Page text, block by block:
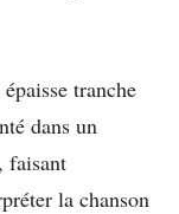
tranche
dans un
faisant
la chanson